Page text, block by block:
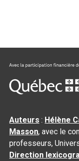
Auteurs : Hélène
Masson, avec le
professeurs,
Direction